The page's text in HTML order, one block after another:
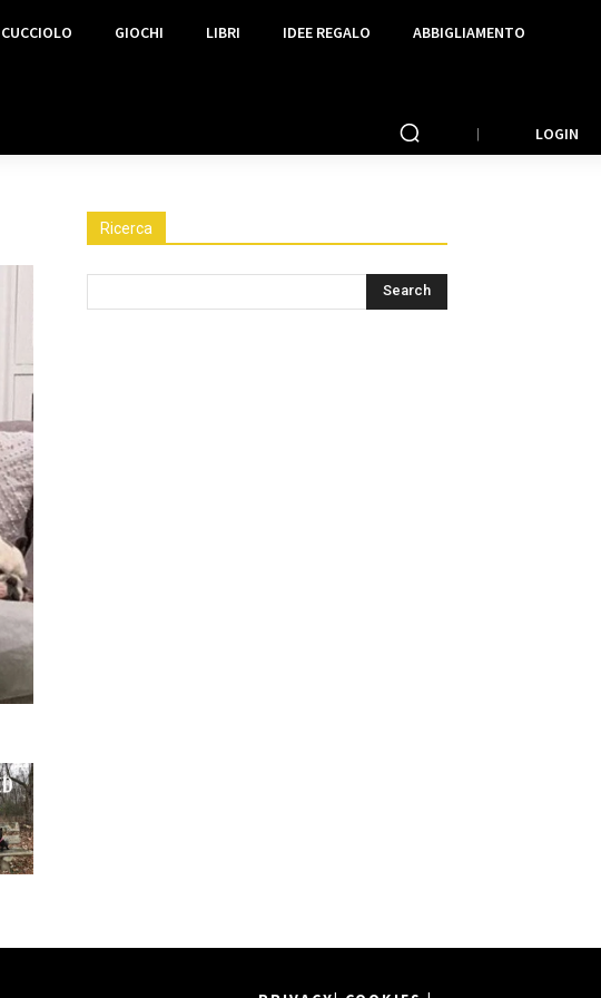
CUCCIOLO GIOCHI LIBRI IDEE REGALO ABBIGLIAMENTO
LOGIN
Ricerca